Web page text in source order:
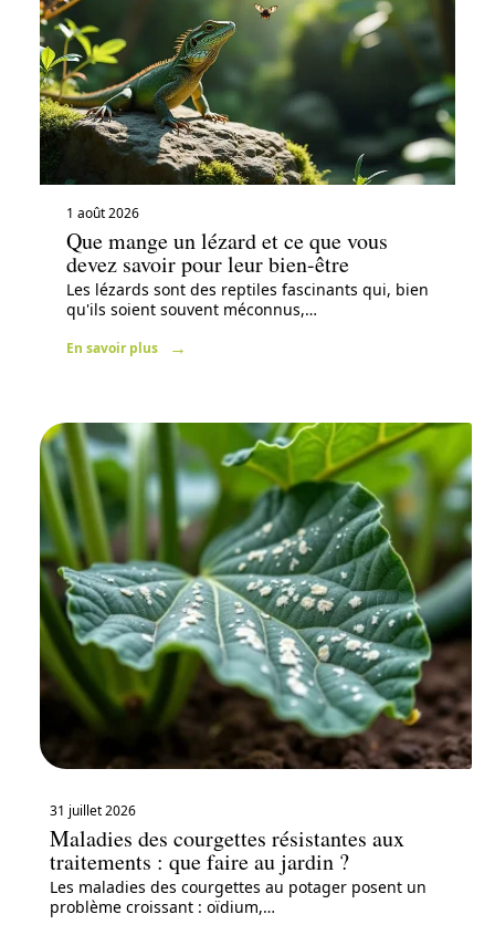
1 août 2026
Que mange un lézard et ce que vous
devez savoir pour leur bien-être
Les lézards sont des reptiles fascinants qui, bien
qu'ils soient souvent méconnus,…
En savoir plus
31 juillet 2026
Maladies des courgettes résistantes aux
traitements : que faire au jardin ?
Les maladies des courgettes au potager posent un
problème croissant : oïdium,…